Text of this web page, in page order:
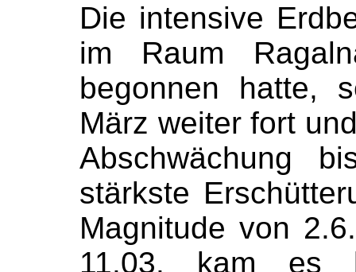
Die intensive
im Raum
begonnen hatte,
März weiter fort
Abschwächung
stärkste
Magnitude von
11.03. kam es